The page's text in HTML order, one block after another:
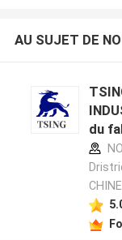
AU SUJET DE
du
CHINE